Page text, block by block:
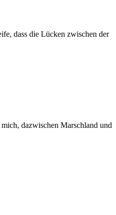
dass die Lücken zwischen der
dazwischen Marschland und